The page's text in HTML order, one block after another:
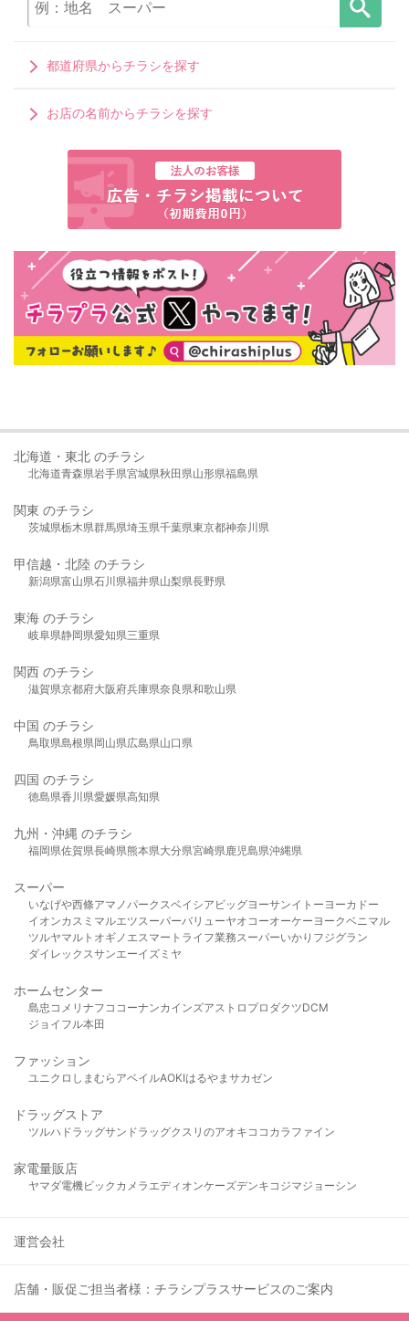
都道府県からチラシを探す
お店の名前からチラシを探す
北海道・東北 のチラシ
北海道青森県岩手県宮城県秋田県山形県福島県
関東 のチラシ
茨城県栃木県群馬県埼玉県千葉県東京都神奈川県
甲信越・北陸 のチラシ
新潟県富山県石川県福井県山梨県長野県
東海 のチラシ
岐阜県静岡県愛知県三重県
関西 のチラシ
滋賀県京都府大阪府兵庫県奈良県和歌山県
中国 のチラシ
鳥取県島根県岡山県広島県山口県
四国 のチラシ
徳島県香川県愛媛県高知県
九州・沖縄 のチラシ
福岡県佐賀県長崎県熊本県大分県宮崎県鹿児島県沖縄県
スーパー
いなげや西條アマノパークスベイシア ビッグヨーサンイトーヨーカドー
イオンカスミ マルエツスーパーバリューヤオコーオーケー ヨークベニマル
ツルヤマルト オギノ エスマート ライフ業務スーパーいかり フジグラン
ダイレックスサンエーイズミヤ
ホームセンター
島忠 コメリ ナフコ コーナンカインズアストロプロダクツDCM
ジョイフル本田
ファッション
ユニクロ しまむら アベイルAOKIはるやま サカゼン
ドラッグストア
ツルハドラッグサンドラッグクスリのアオキ ココカラファイン
家電量販店
ヤマダ電機ビックカメラ エディオンケーズデンキ コジマジョーシン
運営会社
店舗・販促ご担当者様：チラシプラスサービスのご案内